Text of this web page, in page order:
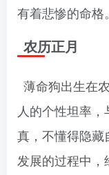
有着悲惨的命格
农历正月
薄命狗出生在
人的个性坦率
真，不懂得隐
发展的过程中